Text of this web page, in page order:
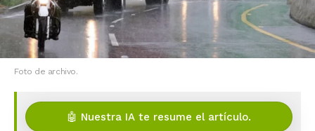
Foto de archivo.
🤖 Nuestra IA te resume el artículo.